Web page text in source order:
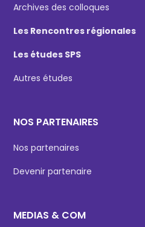
Archives des colloques
Les Rencontres régionales
Les études SPS
Autres études
NOS PARTENAIRES
Nos partenaires
Devenir partenaire
MEDIAS & COM